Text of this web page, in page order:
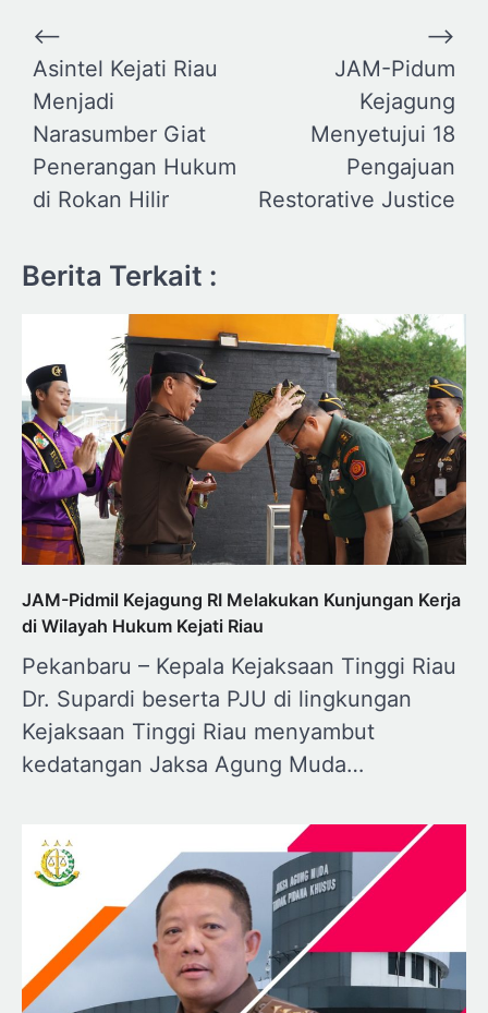
Navigasi
pos
⟵
Asintel Kejati Riau
Menjadi
Narasumber Giat
Penerangan Hukum
di Rokan Hilir
JAM-Pidum
Kejagung
Menyetujui 18
Pengajuan
Restorative Justice
⟶
Berita Terkait :
JAM-Pidmil Kejagung RI Melakukan Kunjungan Kerja
di Wilayah Hukum Kejati Riau
Pekanbaru – Kepala Kejaksaan Tinggi Riau
Dr. Supardi beserta PJU di lingkungan
Kejaksaan Tinggi Riau menyambut
kedatangan Jaksa Agung Muda…